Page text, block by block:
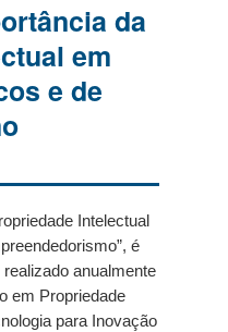
da
em
e de
Intelectual
é
anualmente
em Propriedade
para Inovação